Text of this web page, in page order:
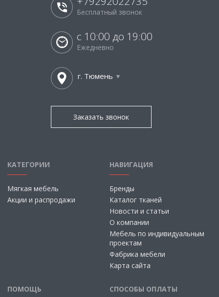
Бесплатный звонок
с 10:00 до 19:00
Ежедневно
г. Тюмень
Заказать звонок
КАТЕГОРИИ
Мягкая мебель
Акции и распродажи
НАВИГАЦИЯ
Бренды
Каталог тканей
Новости и статьи
О компании
Мебель по индивидуальным
проектам
Фабрика мебели
Карта сайта
ПОМОЩЬ СПОСОБЫ ОПЛАТЫ